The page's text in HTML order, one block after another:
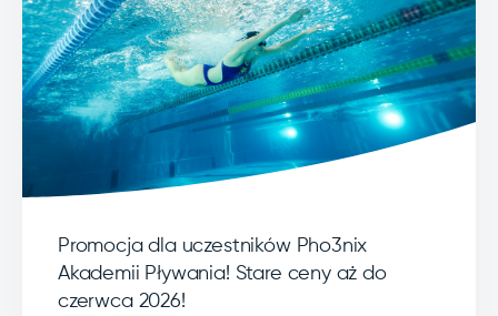
Promocja dla uczestników Pho3nix
Akademii Pływania! Stare ceny aż do
czerwca 2026!